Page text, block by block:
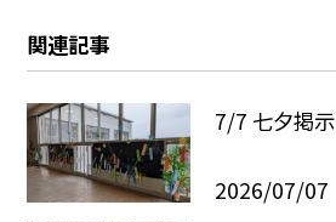
関連記事
7/7 七夕掲示
2026/07/07